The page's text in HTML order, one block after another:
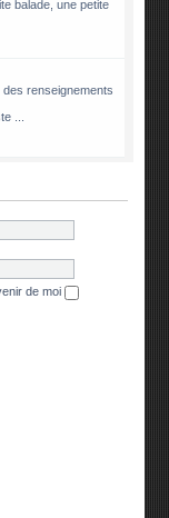
balade, une petite
renseignements
...
de moi